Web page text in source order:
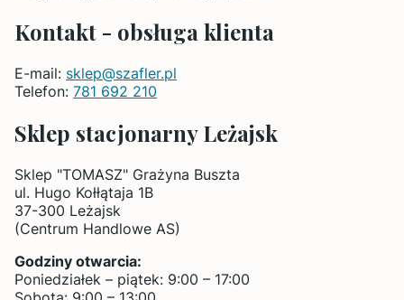
Kontakt - obsługa klienta
E-mail: sklep@szafler.pl
Telefon: 781 692 210
Sklep stacjonarny Leżajsk
Sklep "TOMASZ" Grażyna Buszta
ul. Hugo Kołłątaja 1B
37-300 Leżajsk
(Centrum Handlowe AS)
Godziny otwarcia:
Poniedziałek – piątek: 9:00 – 17:00